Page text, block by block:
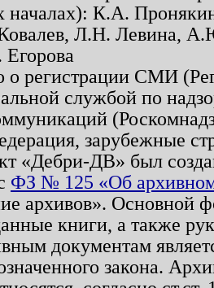
началах): К.А.
Л.Н. Левина,
о регистрации СМИ
службой по
зарубежные
«Дебри-ДВ» был
ФЗ № 125 «Об
архивов». Основной
книги, а также
документам
закона.